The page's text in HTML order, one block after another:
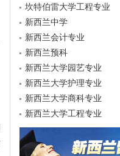
坎特伯雷大学工程专业
新西兰中学
新西兰会计专业
新西兰预科
新西兰大学园艺专业
新西兰大学护理专业
新西兰大学商科专业
新西兰大学工程专业